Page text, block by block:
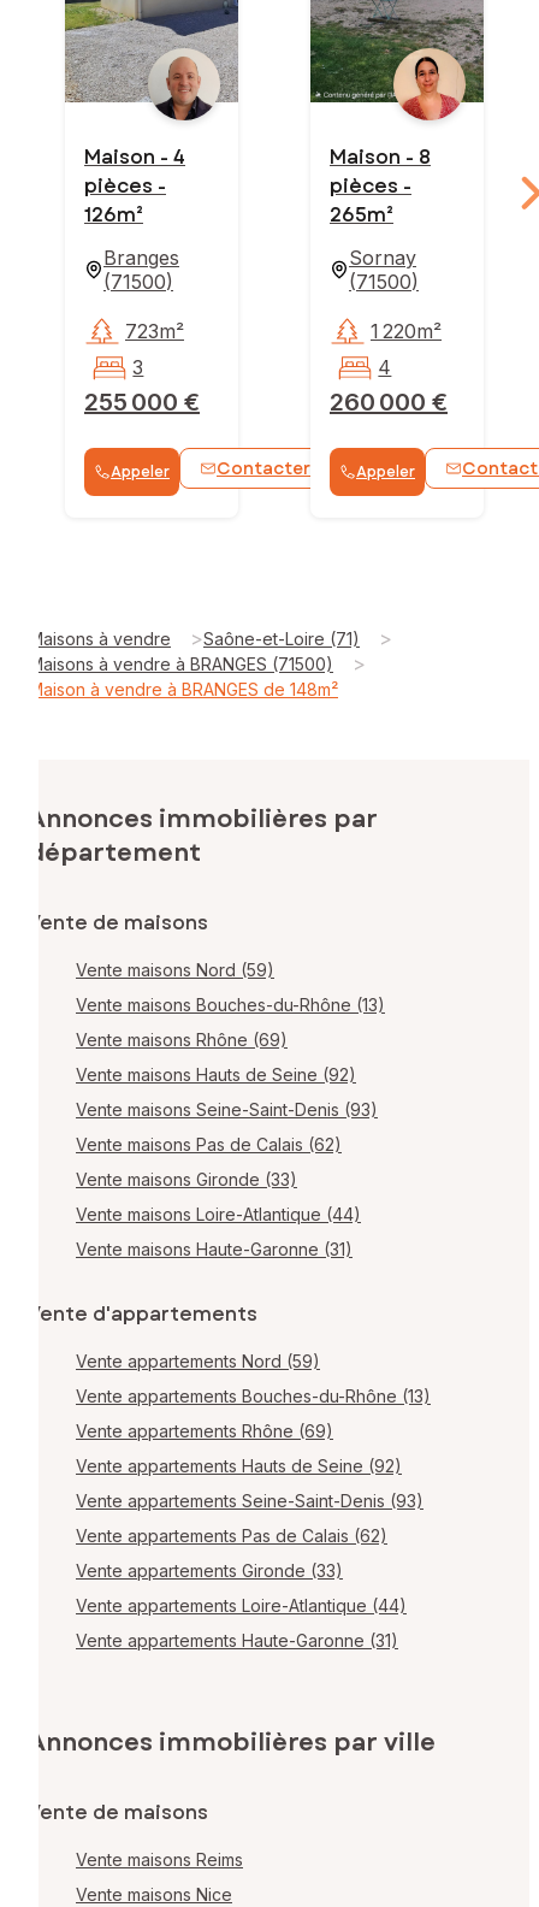
Maison - 4
pièces -
126m²
Branges
(71500)
255 000 €
723m²
3
Appeler Contacter WhatsApp
Maison - 8
pièces -
265m²
Sornay
(71500)
260 000 €
1 220m²
4
Appeler
Maisons à vendre >Saône-et-Loire (71) >
Maisons à vendre à BRANGES (71500) >
Maison à vendre à BRANGES de 148m²
Annonces immobilières par
département
Vente de maisons
Vente maisons Nord (59)
Vente maisons Bouches-du-Rhône (13)
Vente maisons Rhône (69)
Vente maisons Hauts de Seine (92)
Vente maisons Seine-Saint-Denis (93)
Vente maisons Pas de Calais (62)
Vente maisons Gironde (33)
Vente maisons Loire-Atlantique (44)
Vente maisons Haute-Garonne (31)
Vente d'appartements
Vente appartements Nord (59)
Vente appartements Bouches-du-Rhône (13)
Vente appartements Rhône (69)
Vente appartements Hauts de Seine (92)
Vente appartements Seine-Saint-Denis (93)
Vente appartements Pas de Calais (62)
Vente appartements Gironde (33)
Vente appartements Loire-Atlantique (44)
Vente appartements Haute-Garonne (31)
Annonces immobilières par ville
Vente de maisons
Vente maisons Reims
Vente maisons Nice